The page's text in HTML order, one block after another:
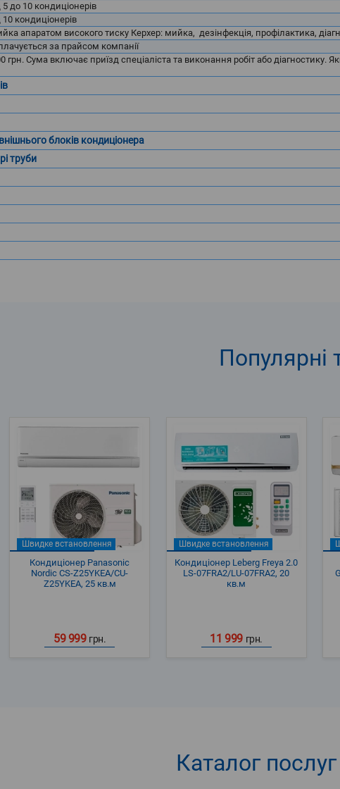
до 10 кондиціонерів
кондиціонерів
апаратом високого тиску Керхер: мийка, дезінфекція, профілактика,
за прайсом компанії
Сума включає приїзд спеціаліста та виконання робіт або
блоків кондиціонера
труби
Популярні
Швидке встановлення
Кондиціонер Panasonic
Nordic CS-Z25YKEA/CU-
Z25YKEA, 25 кв.м
59 999 грн.
Швидке встановлення
Кондиціонер Leberg Freya 2.0
LS-07FRA2/LU-07FRA2, 20
кв.м
11 999 грн.
Каталог